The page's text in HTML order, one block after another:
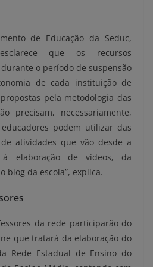
de Educação da Seduc,
que os recursos
o período de suspensão
de cada instituição de
pela metodologia das
precisam, necessariamente,
podem utilizar das
atividades que vão desde a
elaboração de vídeos, da
blog da escola”, explica.
da rede participarão do
que tratará da elaboração do
Rede Estadual de Ensino do